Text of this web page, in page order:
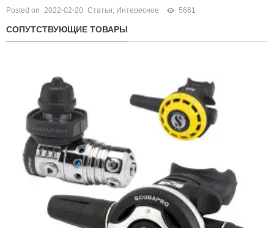
Posted on 2022-02-20 Статьи Интересное 5661
СОПУТСТВУЮЩИЕ ТОВАРЫ